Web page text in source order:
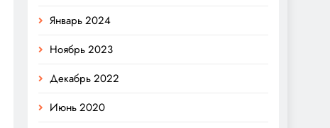
Январь 2024
Ноябрь 2023
Декабрь 2022
Июнь 2020